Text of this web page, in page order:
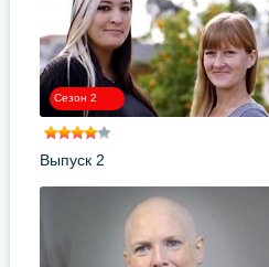
Сезон 2
Выпуск 2